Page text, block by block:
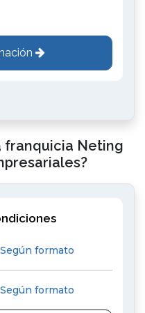
franquicia Neting
Según formato
Según formato